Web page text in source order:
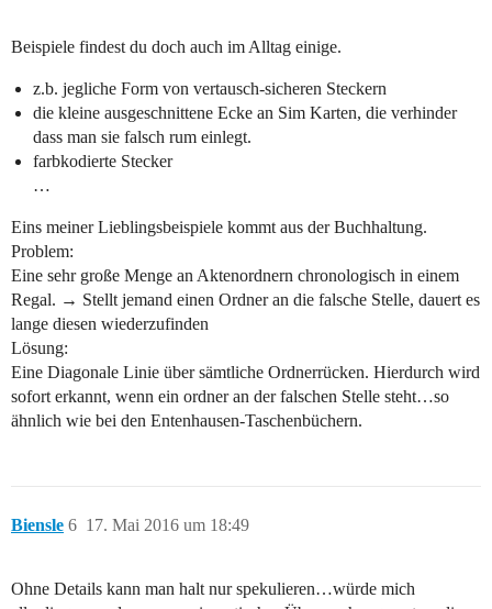
Beispiele findest du doch auch im Alltag einige.
z.b. jegliche Form von vertausch-sicheren Steckern
die kleine ausgeschnittene Ecke an Sim Karten, die verhinder
dass man sie falsch rum einlegt.
farbkodierte Stecker
…
Eins meiner Lieblingsbeispiele kommt aus der Buchhaltung.
Problem:
Eine sehr große Menge an Aktenordnern chronologisch in einem
Regal. → Stellt jemand einen Ordner an die falsche Stelle, dauert es
lange diesen wiederzufinden
Lösung:
Eine Diagonale Linie über sämtliche Ordnerrücken. Hierdurch wird
sofort erkannt, wenn ein ordner an der falschen Stelle steht…so
ähnlich wie bei den Entenhausen-Taschenbüchern.
Biensle 17. Mai 2016 um 18:49
6
Ohne Details kann man halt nur spekulieren…würde mich